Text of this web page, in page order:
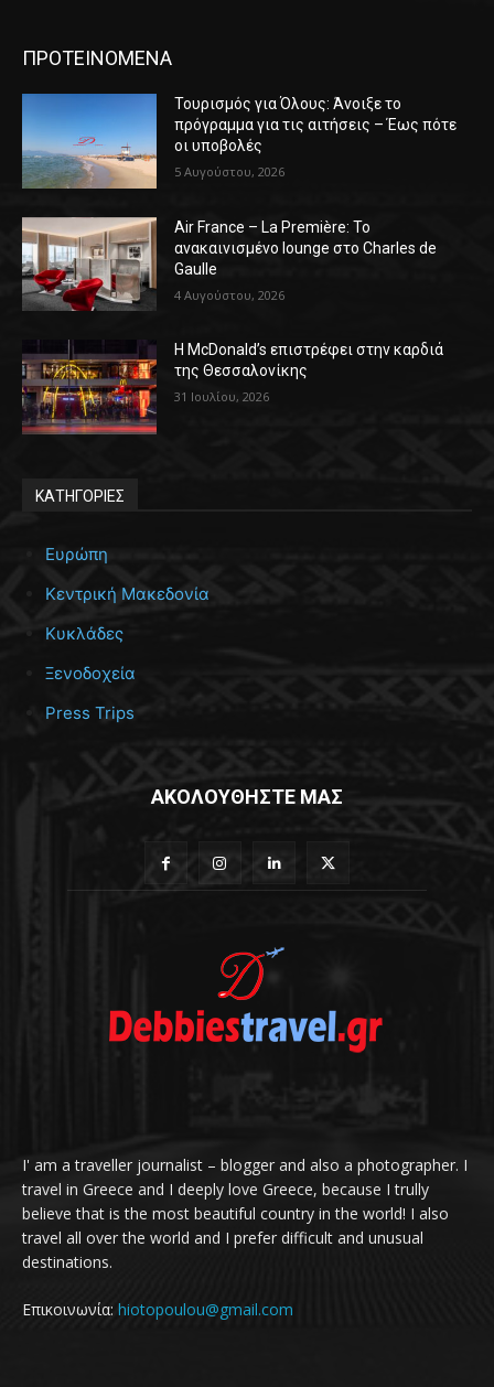
ΠΡΟΤΕΙΝΟΜΕΝΑ
Τουρισμός για Όλους: Άνοιξε το
πρόγραμμα για τις αιτήσεις – Έως πότε
οι υποβολές
5 Αυγούστου, 2026
Air France – La Première: Το
ανακαινισμένο lounge στο Charles de
Gaulle
4 Αυγούστου, 2026
Η McDonald’s επιστρέφει στην καρδιά
της Θεσσαλονίκης
31 Ιουλίου, 2026
ΚΑΤΗΓΟΡΙΕΣ
Ευρώπη
Κεντρική Μακεδονία
Κυκλάδες
Ξενοδοχεία
Press Trips
ΑΚΟΛΟΥΘΗΣΤΕ ΜΑΣ
I' am a traveller journalist – blogger and also a photographer. I
travel in Greece and I deeply love Greece, because I trully
believe that is the most beautiful country in the world! I also
travel all over the world and I prefer difficult and unusual
destinations.
Επικοινωνία: hiotopoulou@gmail.com